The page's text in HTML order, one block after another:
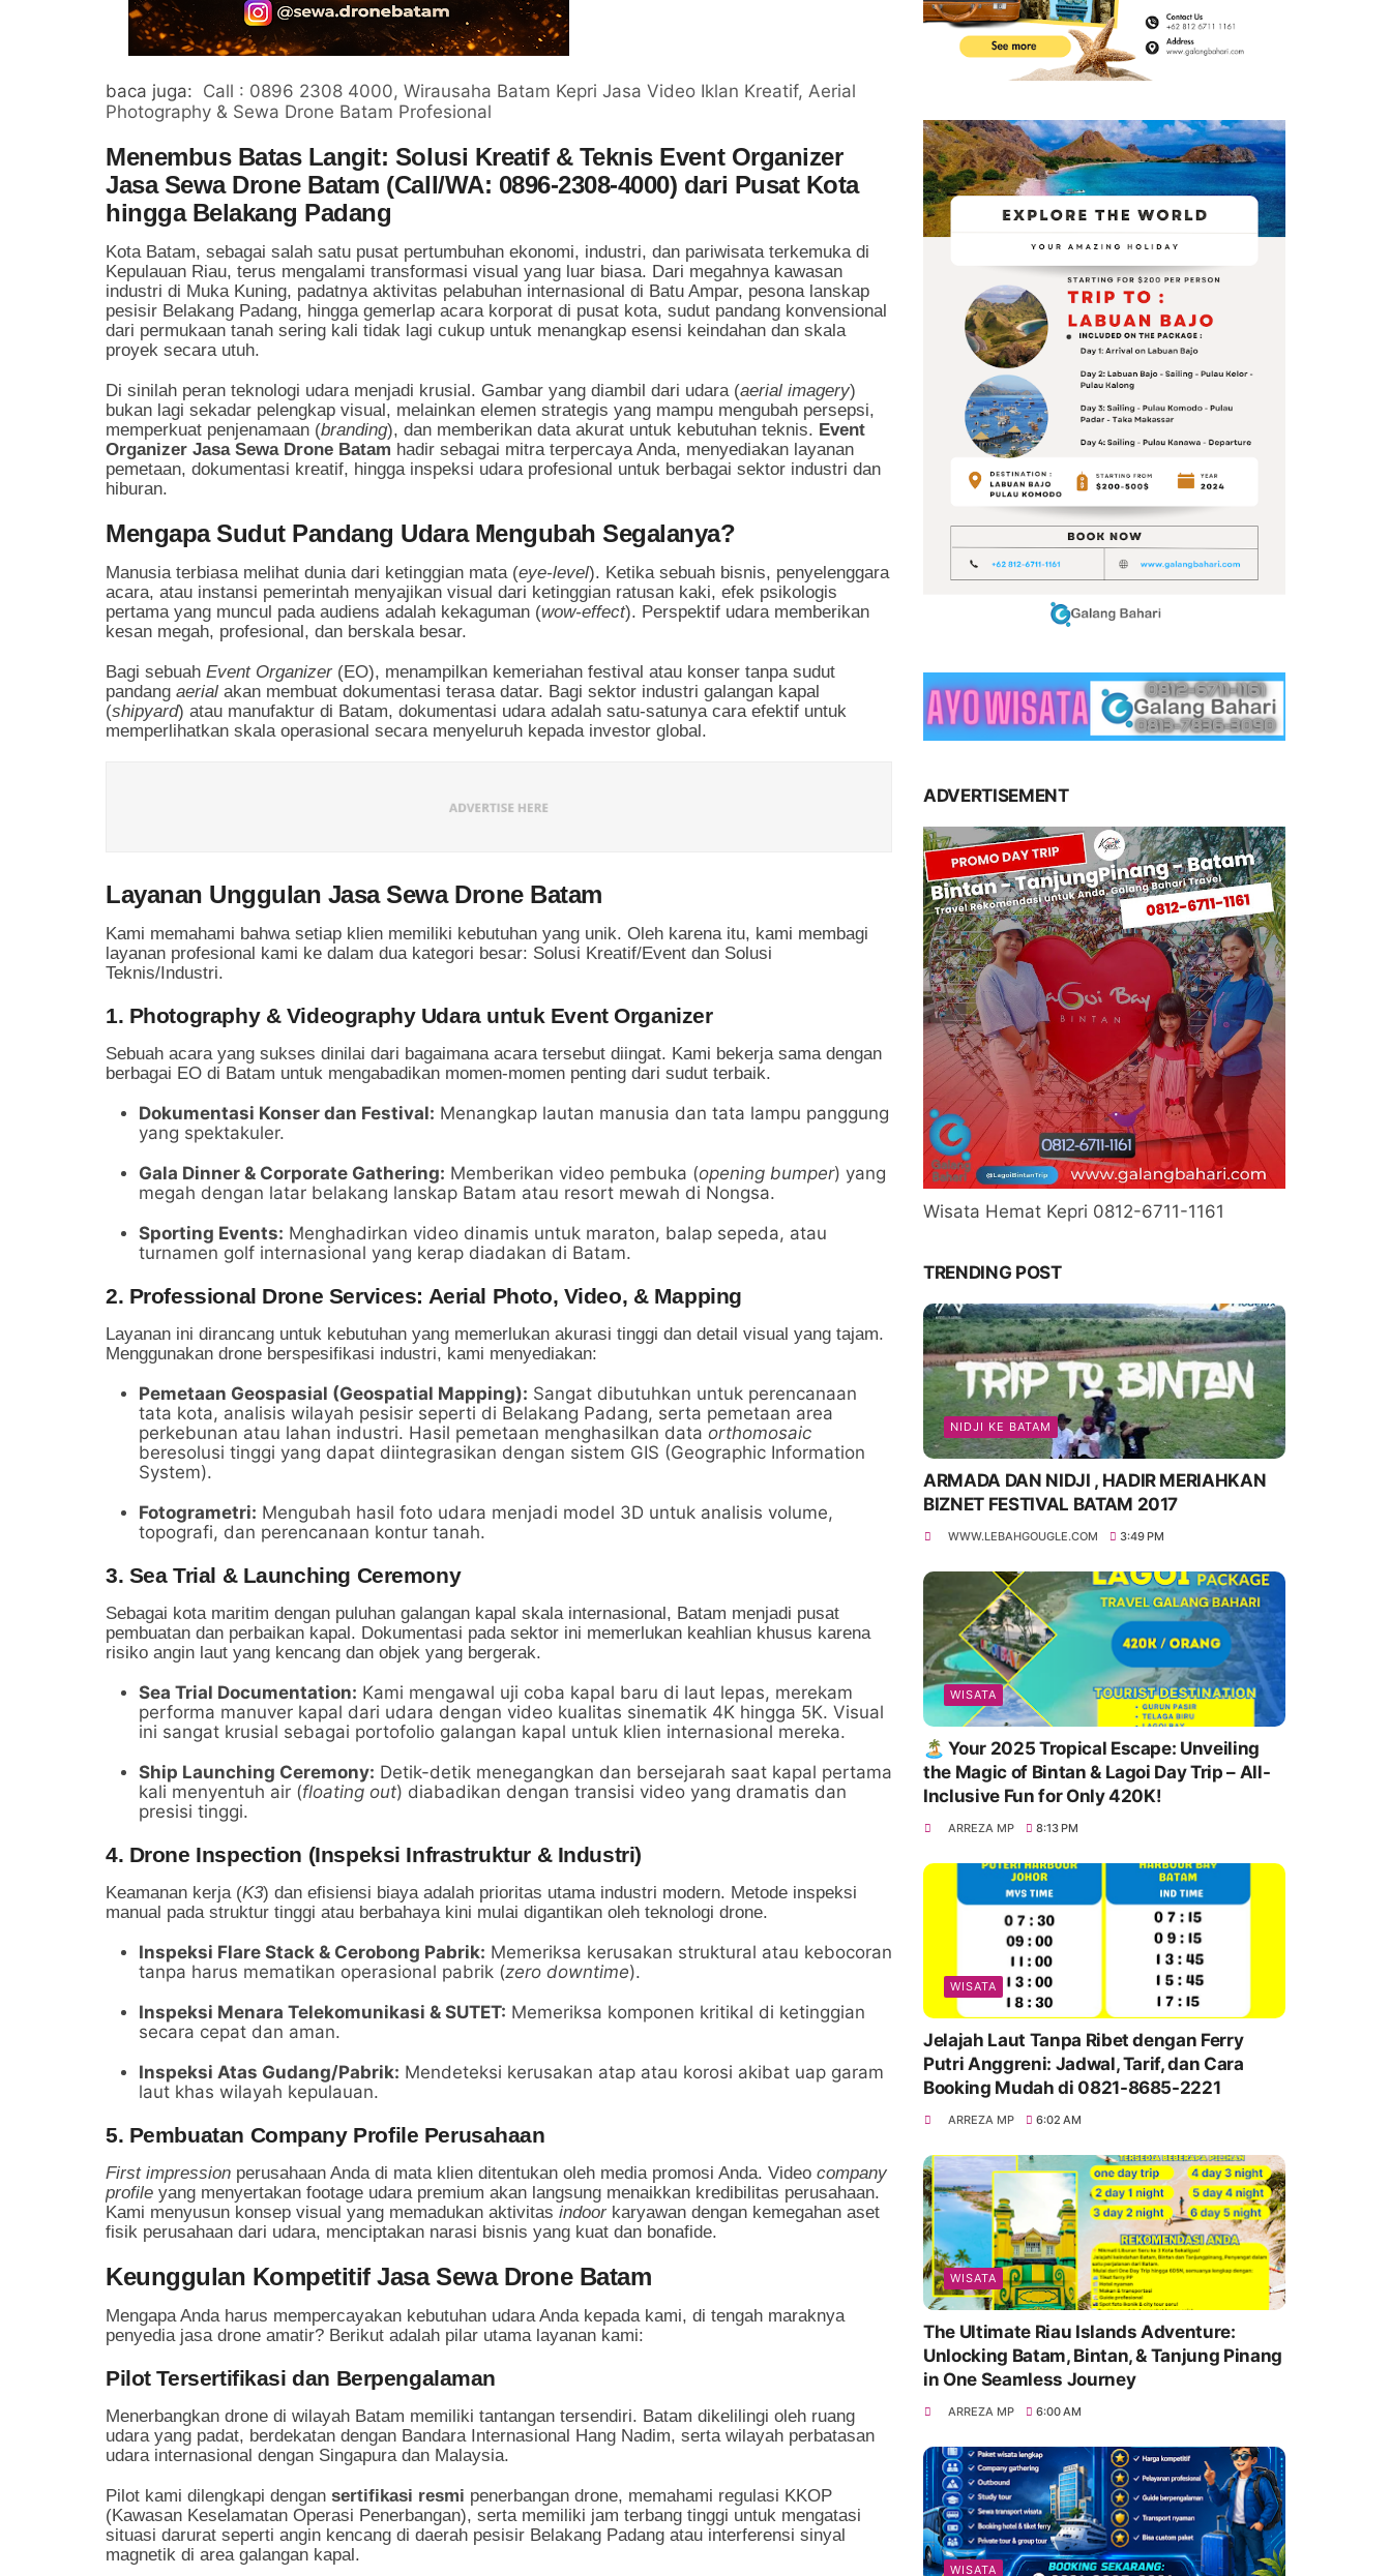
baca juga: Call : 0896 2308 4000, Wirausaha Batam Kepri Jasa Video Iklan Kreatif, Aerial
Photography & Sewa Drone Batam Profesional
Menembus Batas Langit: Solusi Kreatif & Teknis Event Organizer
Jasa Sewa Drone Batam (Call/WA: 0896-2308-4000) dari Pusat Kota
hingga Belakang Padang
Kota Batam, sebagai salah satu pusat pertumbuhan ekonomi, industri, dan pariwisata terkemuka di
Kepulauan Riau, terus mengalami transformasi visual yang luar biasa. Dari megahnya kawasan
industri di Muka Kuning, padatnya aktivitas pelabuhan internasional di Batu Ampar, pesona lanskap
pesisir Belakang Padang, hingga gemerlap acara korporat di pusat kota, sudut pandang konvensional
dari permukaan tanah sering kali tidak lagi cukup untuk menangkap esensi keindahan dan skala
proyek secara utuh.
Di sinilah peran teknologi udara menjadi krusial. Gambar yang diambil dari udara (aerial imagery)
bukan lagi sekadar pelengkap visual, melainkan elemen strategis yang mampu mengubah persepsi,
memperkuat penjenamaan (branding), dan memberikan data akurat untuk kebutuhan teknis. Event
Organizer Jasa Sewa Drone Batam hadir sebagai mitra terpercaya Anda, menyediakan layanan
pemetaan, dokumentasi kreatif, hingga inspeksi udara profesional untuk berbagai sektor industri dan
hiburan.
Mengapa Sudut Pandang Udara Mengubah Segalanya?
Manusia terbiasa melihat dunia dari ketinggian mata (eye-level). Ketika sebuah bisnis, penyelenggara
acara, atau instansi pemerintah menyajikan visual dari ketinggian ratusan kaki, efek psikologis
pertama yang muncul pada audiens adalah kekaguman (wow-effect). Perspektif udara memberikan
kesan megah, profesional, dan berskala besar.
Bagi sebuah Event Organizer (EO), menampilkan kemeriahan festival atau konser tanpa sudut
pandang aerial akan membuat dokumentasi terasa datar. Bagi sektor industri galangan kapal
(shipyard) atau manufaktur di Batam, dokumentasi udara adalah satu-satunya cara efektif untuk
memperlihatkan skala operasional secara menyeluruh kepada investor global.
Layanan Unggulan Jasa Sewa Drone Batam
Kami memahami bahwa setiap klien memiliki kebutuhan yang unik. Oleh karena itu, kami membagi
layanan profesional kami ke dalam dua kategori besar: Solusi Kreatif/Event dan Solusi
Teknis/Industri.
1. Photography & Videography Udara untuk Event Organizer
Sebuah acara yang sukses dinilai dari bagaimana acara tersebut diingat. Kami bekerja sama dengan
berbagai EO di Batam untuk mengabadikan momen-momen penting dari sudut terbaik.
Dokumentasi Konser dan Festival: Menangkap lautan manusia dan tata lampu panggung
yang spektakuler.
Gala Dinner & Corporate Gathering: Memberikan video pembuka (opening bumper) yang
megah dengan latar belakang lanskap Batam atau resort mewah di Nongsa.
Sporting Events: Menghadirkan video dinamis untuk maraton, balap sepeda, atau
turnamen golf internasional yang kerap diadakan di Batam.
2. Professional Drone Services: Aerial Photo, Video, & Mapping
Layanan ini dirancang untuk kebutuhan yang memerlukan akurasi tinggi dan detail visual yang tajam.
Menggunakan drone berspesifikasi industri, kami menyediakan:
Pemetaan Geospasial (Geospatial Mapping): Sangat dibutuhkan untuk perencanaan
tata kota, analisis wilayah pesisir seperti di Belakang Padang, serta pemetaan area
perkebunan atau lahan industri. Hasil pemetaan menghasilkan data orthomosaic
beresolusi tinggi yang dapat diintegrasikan dengan sistem GIS (Geographic Information
System).
Fotogrametri: Mengubah hasil foto udara menjadi model 3D untuk analisis volume,
topografi, dan perencanaan kontur tanah.
3. Sea Trial & Launching Ceremony
Sebagai kota maritim dengan puluhan galangan kapal skala internasional, Batam menjadi pusat
pembuatan dan perbaikan kapal. Dokumentasi pada sektor ini memerlukan keahlian khusus karena
risiko angin laut yang kencang dan objek yang bergerak.
Sea Trial Documentation: Kami mengawal uji coba kapal baru di laut lepas, merekam
performa manuver kapal dari udara dengan video kualitas sinematik 4K hingga 5K. Visual
ini sangat krusial sebagai portofolio galangan kapal untuk klien internasional mereka.
Ship Launching Ceremony: Detik-detik menegangkan dan bersejarah saat kapal pertama
kali menyentuh air (floating out) diabadikan dengan transisi video yang dramatis dan
presisi tinggi.
4. Drone Inspection (Inspeksi Infrastruktur & Industri)
Keamanan kerja (K3) dan efisiensi biaya adalah prioritas utama industri modern. Metode inspeksi
manual pada struktur tinggi atau berbahaya kini mulai digantikan oleh teknologi drone.
Inspeksi Flare Stack & Cerobong Pabrik: Memeriksa kerusakan struktural atau kebocoran
tanpa harus mematikan operasional pabrik (zero downtime).
Inspeksi Menara Telekomunikasi & SUTET: Memeriksa komponen kritikal di ketinggian
secara cepat dan aman.
Inspeksi Atas Gudang/Pabrik: Mendeteksi kerusakan atap atau korosi akibat uap garam
laut khas wilayah kepulauan.
5. Pembuatan Company Profile Perusahaan
First impression perusahaan Anda di mata klien ditentukan oleh media promosi Anda. Video company
profile yang menyertakan footage udara premium akan langsung menaikkan kredibilitas perusahaan.
Kami menyusun konsep visual yang memadukan aktivitas indoor karyawan dengan kemegahan aset
fisik perusahaan dari udara, menciptakan narasi bisnis yang kuat dan bonafide.
Keunggulan Kompetitif Jasa Sewa Drone Batam
Mengapa Anda harus mempercayakan kebutuhan udara Anda kepada kami, di tengah maraknya
penyedia jasa drone amatir? Berikut adalah pilar utama layanan kami:
Pilot Tersertifikasi dan Berpengalaman
Menerbangkan drone di wilayah Batam memiliki tantangan tersendiri. Batam dikelilingi oleh ruang
udara yang padat, berdekatan dengan Bandara Internasional Hang Nadim, serta wilayah perbatasan
udara internasional dengan Singapura dan Malaysia.
Pilot kami dilengkapi dengan sertifikasi resmi penerbangan drone, memahami regulasi KKOP
(Kawasan Keselamatan Operasi Penerbangan), serta memiliki jam terbang tinggi untuk mengatasi
situasi darurat seperti angin kencang di daerah pesisir Belakang Padang atau interferensi sinyal
magnetik di area galangan kapal.
ADVERTISEMENT
Wisata Hemat Kepri 0812-6711-1161
TRENDING POST
NIDJI KE BATAM
ARMADA DAN NIDJI , HADIR MERIAHKAN
BIZNET FESTIVAL BATAM 2017
WWW.LEBAHGOUGLE.COM 3:49 PM
WISATA
🏝️ Your 2025 Tropical Escape: Unveiling
the Magic of Bintan & Lagoi Day Trip – All-
Inclusive Fun for Only 420K!
ARREZA MP 8:13 PM
WISATA
Jelajah Laut Tanpa Ribet dengan Ferry
Putri Anggreni: Jadwal, Tarif, dan Cara
Booking Mudah di 0821-8685-2221
ARREZA MP 6:02 AM
WISATA
The Ultimate Riau Islands Adventure:
Unlocking Batam, Bintan, & Tanjung Pinang
in One Seamless Journey
ARREZA MP 6:00 AM
WISATA